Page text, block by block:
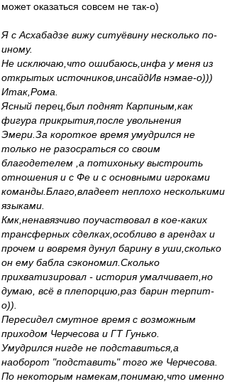
может оказаться совсем не так-о)
Я с Асхабадзе вижу ситуёвину несколько по-
иному.
Не исключаю,что ошибаюсь,инфа у меня из
открытых источников,инсайдИв нэмае-о)))
Итак,Рома.
Ясный перец,был поднят Карпиным,как
фигура прикрытия,после увольнения
Эмери.За короткое время умудрился не
только не разосраться со своим
благодетелем ,а потихоньку выстроить
отношения и с Фе и с основными игроками
команды.Благо,владеет неплохо несколькими
языками.
Кмк,ненавязчиво поучаствовал в кое-каких
трансферных сделках,особливо в арендах и
прочем и вовремя дунул барину в уши,сколько
он ему бабла сэкономил.Сколько
прихватизировал - история умалчивает,но
думаю, всё в плепорцию,раз барин терпит-
о)).
Пересидел смутное время с возможным
приходом Черчесова и ГТ Гунько.
Умудрился нигде не подставиться,а
наоборот "подставить" того же Черчесова.
По некоторым намекам,понимаю,что именно